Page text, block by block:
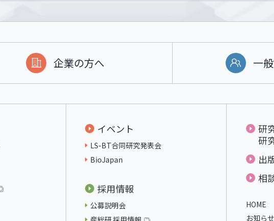
企業の方へ 一
イベント
LS-BT合同研究発表会
BioJapan
採用情報
公募説明会
研
研
出
相
HOME
お知らせ